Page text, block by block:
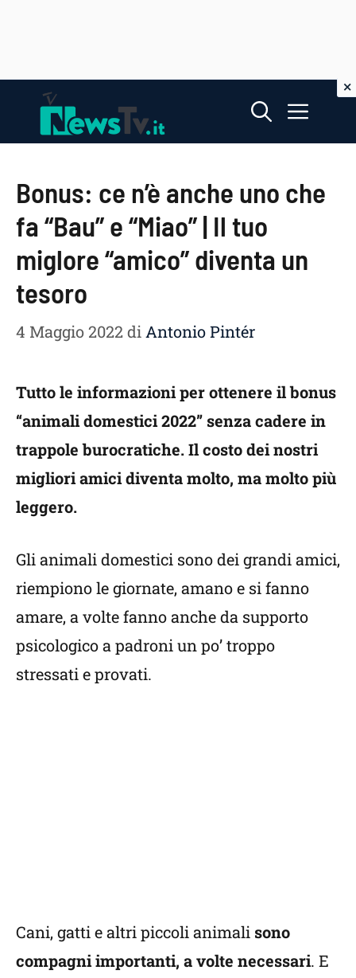
contenuto
Menu
Bonus: ce n’è anche uno che
fa “Bau” e “Miao” | Il tuo
miglore “amico” diventa un
tesoro
4 Maggio 2022di Antonio Pintér
Tutto le informazioni per ottenere il bonus
“animali domestici 2022” senza cadere in
trappole burocratiche. Il costo dei nostri
migliori amici diventa molto, ma molto più
leggero.
Gli animali domestici sono dei grandi amici,
riempiono le giornate, amano e si fanno
amare, a volte fanno anche da supporto
psicologico a padroni un po’ troppo
stressati e provati.
Cani, gatti e altri piccoli animali sono
compagni importanti, a volte necessari. E